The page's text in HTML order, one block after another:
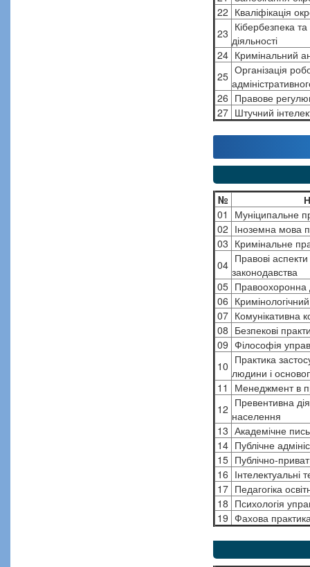
22 Кваліфікація
23 Кібербезпека
діяльності
24 Кримінальний
25 Організація
26 Правове
27 Штучний
№
01
Муніципальне
02 Іноземна мова
03 Кримінальне
04 Правові
законодавства
05 Правоохоронна
06
07 Комунікативна
08 Безпекові
09 Філософія
10 Практика
людини і
11
Менеджмент в
12 Превентивна
населення
13 Академічне
14 Публічне
15 Публічно-
16 Інтелектуальні
17 Педагогіка
18 Психологія
19 Фахова